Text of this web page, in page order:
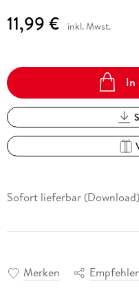
11,99 € inkl. Mwst.
In
Sofort lieferbar (Download)
Merken